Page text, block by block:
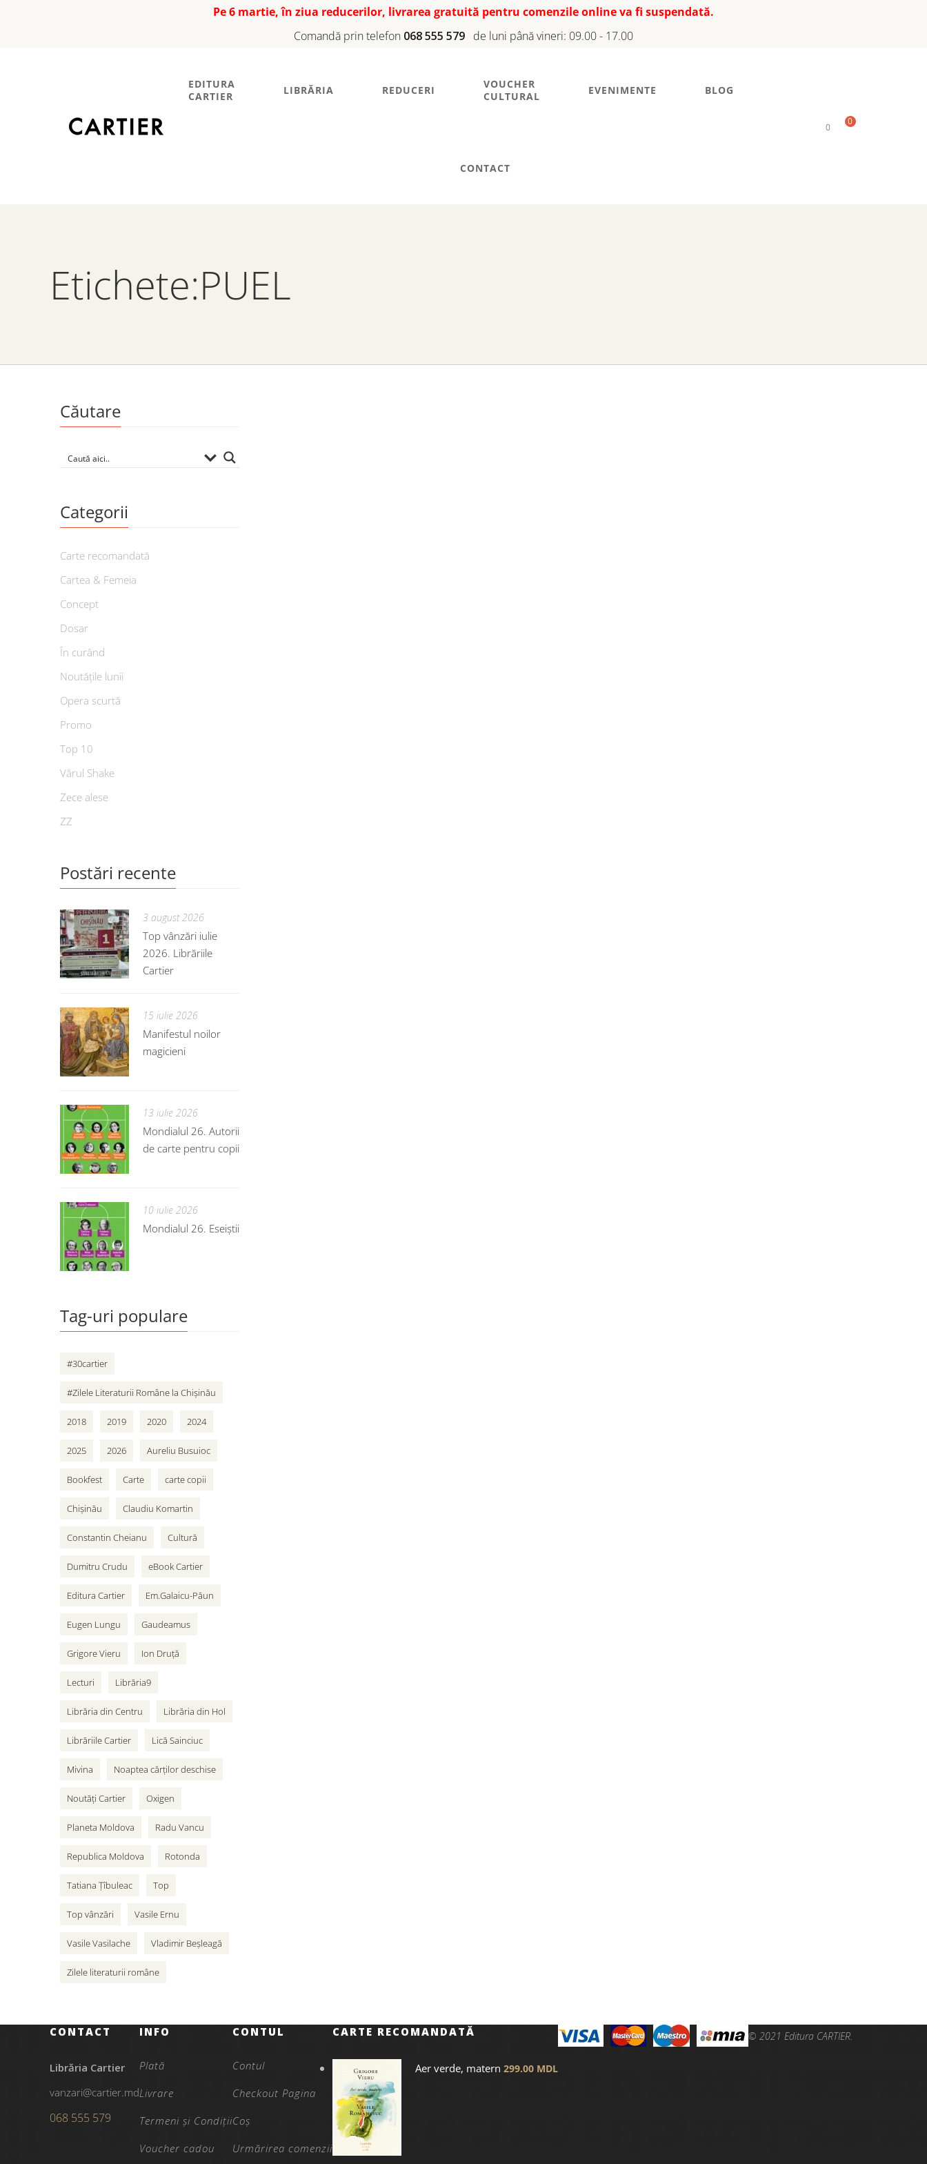
Pe 6 martie, în ziua reducerilor, livrarea gratuită pentru comenzile online va fi suspendată.
Comandă prin telefon 068 555 579 de luni până vineri: 09.00 - 17.00
EDITURA
CARTIER
LIBRĂRIA REDUCERI
VOUCHER
CULTURAL
EVENIMENTE BLOG
CONTACT
0
0
Etichete:PUEL
Căutare
Categorii
Carte recomandată
Cartea & Femeia
Concept
Dosar
În curând
Noutățile lunii
Opera scurtă
Promo
Top 10
Vărul Shake
Zece alese
ZZ
Postări recente
3 august 2026
Top vânzări iulie
2026. Librăriile
Cartier
15 iulie 2026
Manifestul noilor
magicieni
13 iulie 2026
Mondialul 26. Autorii
de carte pentru copii
10 iulie 2026
Mondialul 26. Eseiștii
Tag-uri populare
#30cartier
#Zilele Literaturii Române la Chișinău
2018 2019 2020 2024
2025 2026 Aureliu Busuioc
Bookfest Carte carte copii
Chișinău Claudiu Komartin
Constantin Cheianu Cultură
Dumitru Crudu eBook Cartier
Editura Cartier Em.Galaicu-Păun
Eugen Lungu Gaudeamus
Grigore Vieru Ion Druță
Lecturi Librăria9
Librăria din Centru Librăria din Hol
Librăriile Cartier Lică Sainciuc
Mivina Noaptea cărților deschise
Noutăți Cartier Oxigen
Planeta Moldova Radu Vancu
Republica Moldova Rotonda
Tatiana Țîbuleac Top
Top vânzări Vasile Ernu
Vasile Vasilache Vladimir Beșleagă
Zilele literaturii române
CONTACT
Librăria Cartier
vanzari@cartier.md
068 555 579
INFO
Plată
Livrare
Termeni și Condiții
Voucher cadou
CONTUL
Contul
Checkout Pagina
Coș
Urmărirea comenzii
CARTE RECOMANDATĂ
Aer verde, matern 299.00 MDL
© 2021 Editura CARTIER.